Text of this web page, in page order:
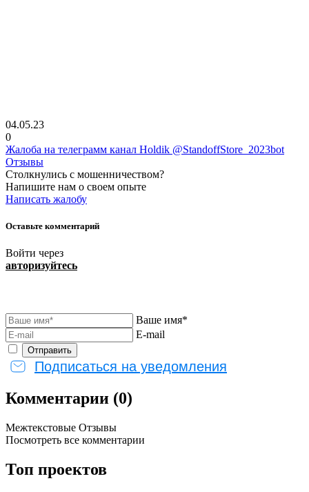
04.05.23
0
Жалоба на телеграмм канал Holdik @StandoffStore_2023bot
Отзывы
Столкнулись с мошенничеством?
Напишите нам о своем опыте
Написать жалобу
Оставьте комментарий
Войти через
авторизуйтесь
Ваше имя*
E-mail
Подписаться на уведомления
Комментарии (0)
Межтекстовые Отзывы
Посмотреть все комментарии
Топ проектов